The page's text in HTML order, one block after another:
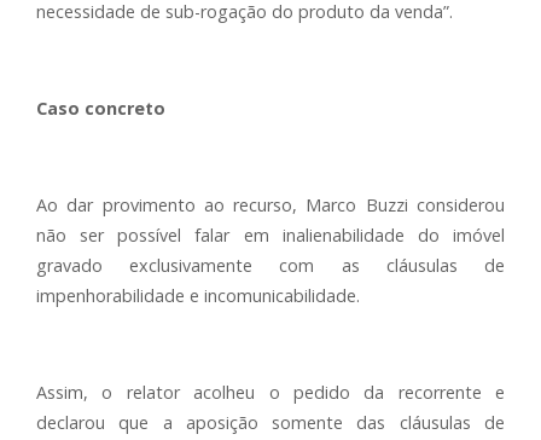
necessidade de sub-rogação do produto da venda”.
Caso concreto
Ao dar provimento ao recurso, Marco Buzzi considerou
não ser possível falar em inalienabilidade do imóvel
gravado exclusivamente com as cláusulas de
impenhorabilidade e incomunicabilidade.
Assim, o relator acolheu o pedido da recorrente e
declarou que a aposição somente das cláusulas de